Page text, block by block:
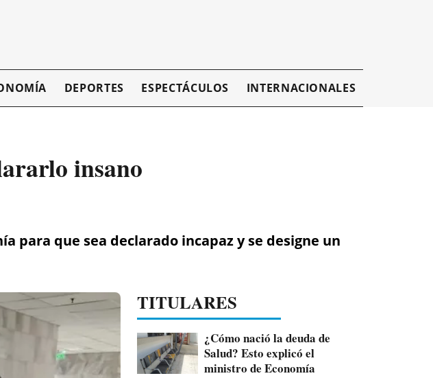
DEPORTES ESPECTÁCULOS INTERNACIONALES
insano
para que sea declarado incapaz y se designe un
TITULARES
¿Cómo nació la deuda de
Salud? Esto explicó el
ministro de Economía